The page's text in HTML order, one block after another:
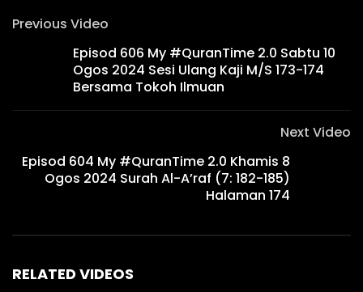
Previous Video
Episod 606 My #QuranTime 2.0 Sabtu 10
Ogos 2024 Sesi Ulang Kaji M/S 173-174
Bersama Tokoh Ilmuan
Next Video
Episod 604 My #QuranTime 2.0 Khamis 8
Ogos 2024 Surah Al-A’raf (7: 182-185)
Halaman 174
RELATED VIDEOS